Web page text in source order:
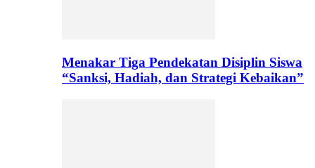
Menakar Tiga Pendekatan Disiplin Siswa
“Sanksi, Hadiah, dan Strategi Kebaikan”